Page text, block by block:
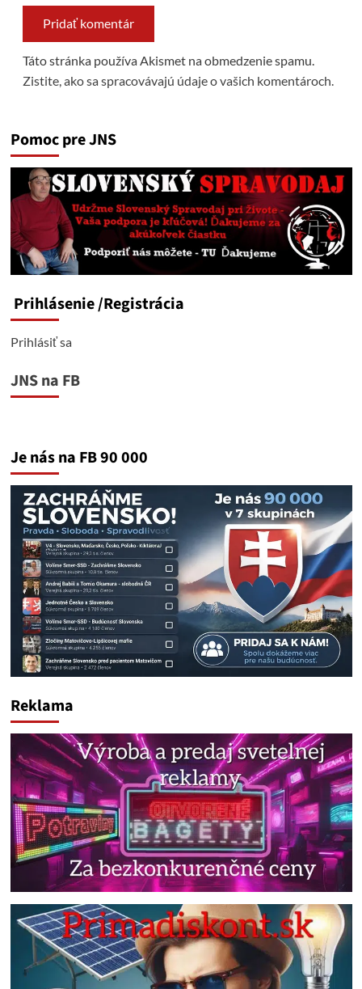
Táto stránka používa Akismet na obmedzenie spamu.
Zistite, ako sa spracovávajú údaje o vašich komentároch.
Pomoc pre JNS
Prihlásenie/Registrácia
Prihlásiť sa
JNS na FB
Je nás na FB 90 000
Reklama